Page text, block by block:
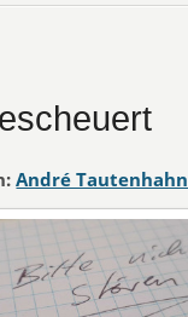
André Tautenhahn